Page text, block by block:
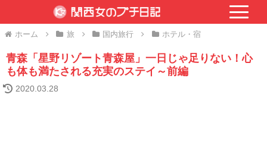
ホーム 旅 国内旅行 ホテル・宿
青森「星野リゾート青森屋」一日じゃ足りない！心
も体も満たされる充実のステイ～前編
2020.03.28